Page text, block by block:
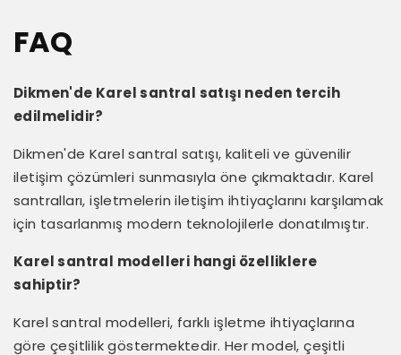
FAQ
Dikmen'de Karel santral satışı neden tercih
edilmelidir?
Dikmen'de Karel santral satışı, kaliteli ve güvenilir
iletişim çözümleri sunmasıyla öne çıkmaktadır. Karel
santralları, işletmelerin iletişim ihtiyaçlarını karşılamak
için tasarlanmış modern teknolojilerle donatılmıştır.
Karel santral modelleri hangi özelliklere
sahiptir?
Karel santral modelleri, farklı işletme ihtiyaçlarına
göre çeşitlilik göstermektedir. Her model, çeşitli